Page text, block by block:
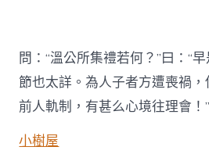
問：“溫公所集禮若何？”曰：“
節也太詳。為人子者方遭喪禍
前人軌制，有甚么心境往理會！
小樹屋